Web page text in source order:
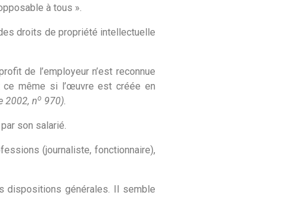
à tous ».
droits de propriété intellectuelle
de l’employeur n’est reconnue
même si l’œuvre est créée en
2002, no 970).
son salarié.
(journaliste, fonctionnaire),
dispositions générales. Il semble